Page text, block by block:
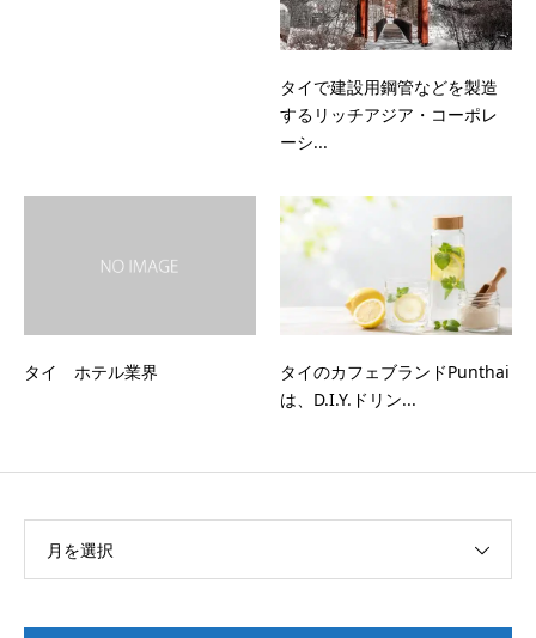
タイで建設用鋼管などを製造
するリッチアジア・コーポレ
ーシ...
タイ ホテル業界
タイのカフェブランドPunthai
は、D.I.Y.ドリン...
月を選択